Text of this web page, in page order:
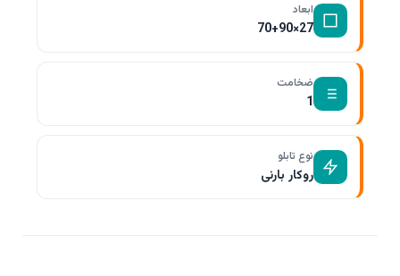
ابعاد
27×70+90
ضخامت
1
نوع تابلو
روکار بارنی